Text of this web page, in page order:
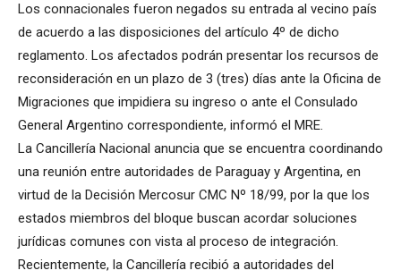
Los connacionales fueron negados su entrada al vecino país
de acuerdo a las disposiciones del artículo 4º de dicho
reglamento. Los afectados podrán presentar los recursos de
reconsideración en un plazo de 3 (tres) días ante la Oficina de
Migraciones que impidiera su ingreso o ante el Consulado
General Argentino correspondiente, informó el MRE.
La Cancillería Nacional anuncia que se encuentra coordinando
una reunión entre autoridades de Paraguay y Argentina, en
virtud de la Decisión Mercosur CMC Nº 18/99, por la que los
estados miembros del bloque buscan acordar soluciones
jurídicas comunes con vista al proceso de integración.
Recientemente, la Cancillería recibió a autoridades del